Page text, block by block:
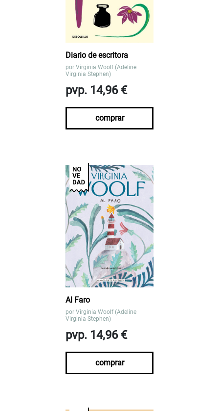
Diario de escritora
por Virginia Woolf (Adeline
Virginia Stephen)
pvp. 14,96 €
comprar
Al Faro
por Virginia Woolf (Adeline
Virginia Stephen)
pvp. 14,96 €
comprar